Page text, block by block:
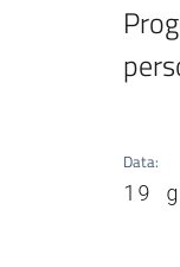
Data:
19